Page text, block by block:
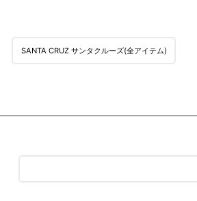
SANTA CRUZ サンタクルーズ(全アイテム)